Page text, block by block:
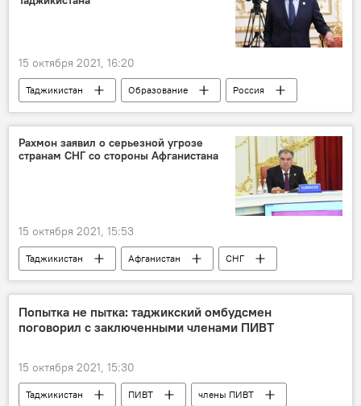
15 октября 2021, 16:20
Таджикистан Образование
Россия
школа
Рахмон заявил о серьезной угрозе
странам СНГ со стороны Афганистана
15 октября 2021, 15:53
Таджикистан Афганистан
СНГ
Эмомали Рахмон
талибы
Попытка не пытка: таджикский омбудсмен
поговорил с заключенными членами ПИВТ
15 октября 2021, 15:30
Таджикистан ПИВТ
члены ПИВТ